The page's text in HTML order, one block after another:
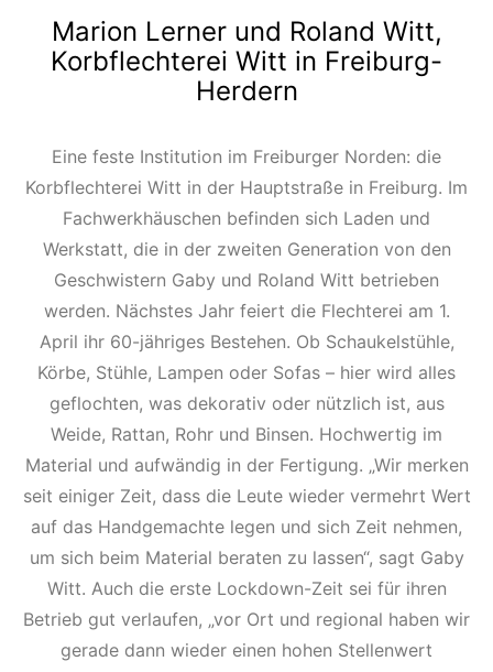
Marion Lerner und Roland Witt,
Korbflechterei Witt in Freiburg-
Herdern
Eine feste Institution im Freiburger Norden: die
Korbflechterei Witt in der Hauptstraße in Freiburg. Im
Fachwerkhäuschen befinden sich Laden und
Werkstatt, die in der zweiten Generation von den
Geschwistern Gaby und Roland Witt betrieben
werden. Nächstes Jahr feiert die Flechterei am 1.
April ihr 60-jähriges Bestehen. Ob Schaukelstühle,
Körbe, Stühle, Lampen oder Sofas – hier wird alles
geflochten, was dekorativ oder nützlich ist, aus
Weide, Rattan, Rohr und Binsen. Hochwertig im
Material und aufwändig in der Fertigung. „Wir merken
seit einiger Zeit, dass die Leute wieder vermehrt Wert
auf das Handgemachte legen und sich Zeit nehmen,
um sich beim Material beraten zu lassen“, sagt Gaby
Witt. Auch die erste Lockdown-Zeit sei für ihren
Betrieb gut verlaufen, „vor Ort und regional haben wir
gerade dann wieder einen hohen Stellenwert